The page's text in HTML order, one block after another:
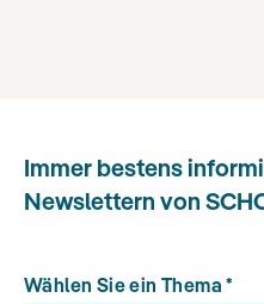
Immer bestens
Newslettern von
Wählen Sie ein Thema *